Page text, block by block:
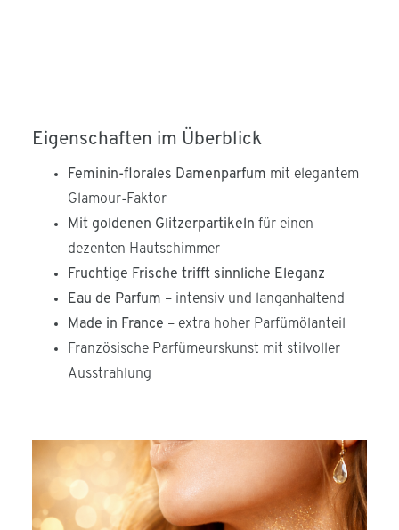
Eigenschaften im Überblick
Feminin-florales Damenparfum mit elegantem
Glamour-Faktor
Mit goldenen Glitzerpartikeln für einen
dezenten Hautschimmer
Fruchtige Frische trifft sinnliche Eleganz
Eau de Parfum – intensiv und langanhaltend
Made in France – extra hoher Parfümölanteil
Französische Parfümeurskunst mit stilvoller
Ausstrahlung